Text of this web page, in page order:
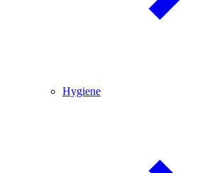
Hygiene